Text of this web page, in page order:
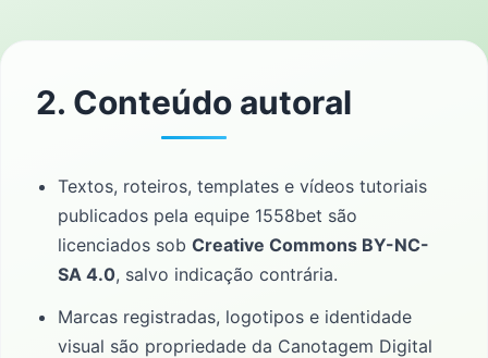
2. Conteúdo autoral
Textos, roteiros, templates e vídeos tutoriais
publicados pela equipe 1558bet são
licenciados sob Creative Commons BY-NC-
SA 4.0, salvo indicação contrária.
Marcas registradas, logotipos e identidade
visual são propriedade da Canotagem Digital